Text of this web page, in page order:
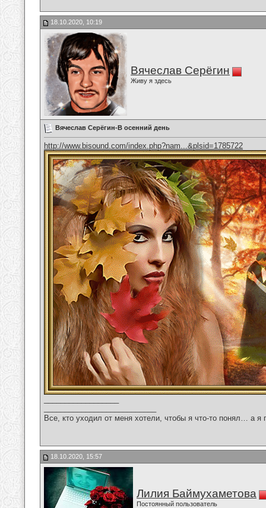
18.10.2020, 10:19
Вячеслав Серёгин
Живу я здесь
Вячеслав Серёгин-В осенний день
http://www.bisound.com/index.php?nam...&plsid=1785722
Все, кто уходил от меня хотели, чтобы я что-то понял… а
18.10.2020, 15:57
Лилия Баймухаметова
Постоянный пользователь